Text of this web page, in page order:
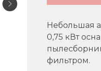
Небольшая
0,75 кВт
фильтром.